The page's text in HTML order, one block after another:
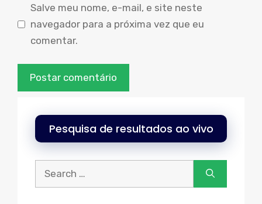
rede
Internet
Salve meu nome, e-mail, e site neste
navegador para a próxima vez que eu
comentar.
Pesquisa de resultados ao vivo
Procurar: